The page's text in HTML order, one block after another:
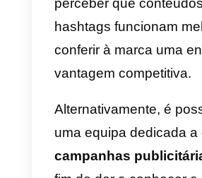
A possibilidade
quantidades de
alterar
publicitar e
Instagram,
primeiro plano